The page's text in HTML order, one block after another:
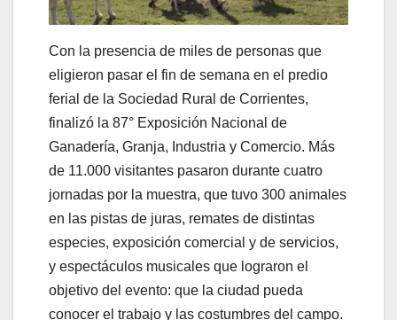
Con la presencia de miles de personas que
eligieron pasar el fin de semana en el predio
ferial de la Sociedad Rural de Corrientes,
finalizó la 87° Exposición Nacional de
Ganadería, Granja, Industria y Comercio. Más
de 11.000 visitantes pasaron durante cuatro
jornadas por la muestra, que tuvo 300 animales
en las pistas de juras, remates de distintas
especies, exposición comercial y de servicios,
y espectáculos musicales que lograron el
objetivo del evento: que la ciudad pueda
conocer el trabajo y las costumbres del campo.